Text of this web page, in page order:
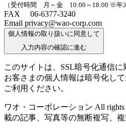
（受付時間 月～金 10:00～18:00 ※年
FAX 06-6377-3240
Email privacy@wao-corp.com
個人情報の取り扱いに同意して
入力内容の確認に進む
このサイトは、SSL暗号化通信に
お客さまの個人情報は暗号化し
ご利用ください。
ワオ・コーポレーション All
載の記事、写真等の無断複写、複